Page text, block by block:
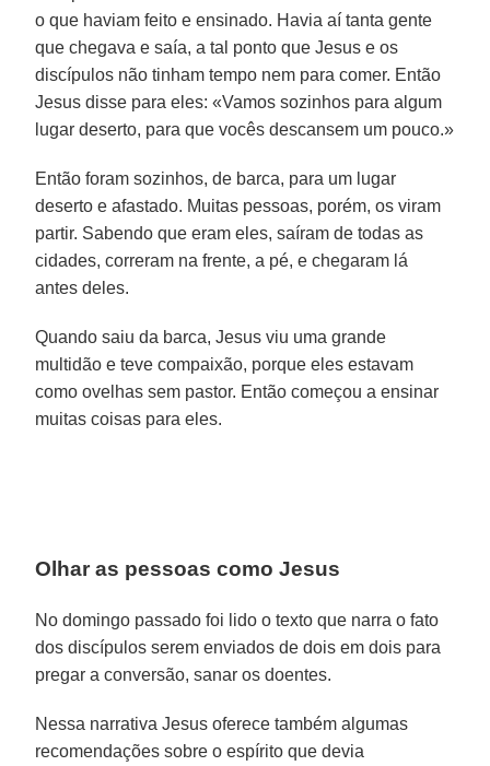
o que haviam feito e ensinado. Havia aí tanta gente
que chegava e saía, a tal ponto que Jesus e os
discípulos não tinham tempo nem para comer. Então
Jesus disse para eles: «Vamos sozinhos para algum
lugar deserto, para que vocês descansem um pouco.»
Então foram sozinhos, de barca, para um lugar
deserto e afastado. Muitas pessoas, porém, os viram
partir. Sabendo que eram eles, saíram de todas as
cidades, correram na frente, a pé, e chegaram lá
antes deles.
Quando saiu da barca, Jesus viu uma grande
multidão e teve compaixão, porque eles estavam
como ovelhas sem pastor. Então começou a ensinar
muitas coisas para eles.
Olhar as pessoas como Jesus
No domingo passado foi lido o texto que narra o fato
dos discípulos serem enviados de dois em dois para
pregar a conversão, sanar os doentes.
Nessa narrativa Jesus oferece também algumas
recomendações sobre o espírito que devia